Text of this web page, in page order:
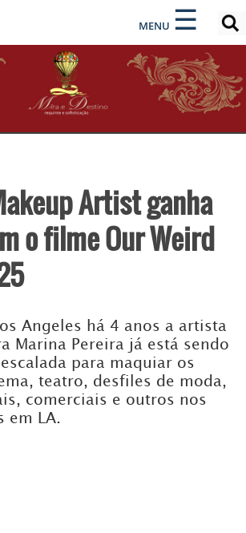
MENU ☰
×
BELEZA
BUSINESS E NEGÓCIOS
CULTURA
DESTINOS
GASTRONOMIA
HOTELARIA
MODA
TURISMO
ZILDA BRANDÃO
DICAS DE VIAGEM
QUEM SOMOS
×
SUA NOTÍCIA
Artist ganha
o filme Our Weird
Angeles há 4 anos a artista
Marina Pereira já está sendo
para maquiar os
teatro, desfiles de moda,
comerciais e outros nos
em LA.